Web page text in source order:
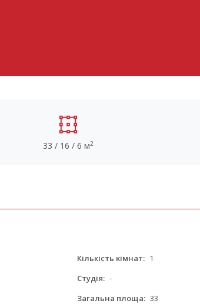
33 / 16 / 6 м2
Кількість кімнат: 1
Студія: -
Загальна площа: 33